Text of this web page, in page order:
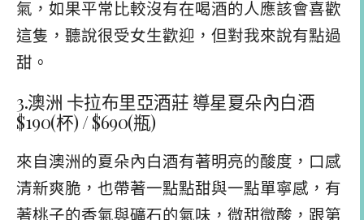
氣，如果平常比較沒有在喝酒的人應該會喜歡
這隻，聽說很受女生歡迎，但對我來說有點過
甜。
3.澳洲 卡拉布里亞酒莊 導星夏朵內白酒
$190(杯) / $690(瓶)
來自澳洲的夏朵內白酒有著明亮的酸度，口感
清新爽脆，也帶著一點點甜與一點單寧感，有
著桃子的香氣與礦石的氣味，微甜微酸，跟第